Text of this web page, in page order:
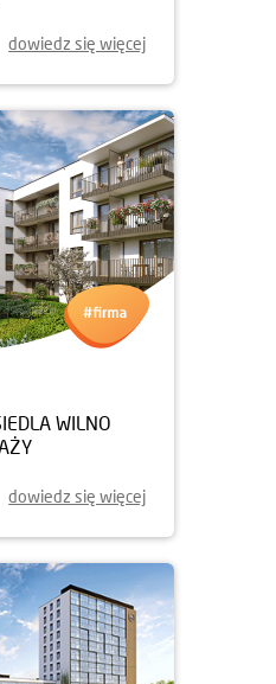
dowiedz się więcej
WILNO
dowiedz się więcej